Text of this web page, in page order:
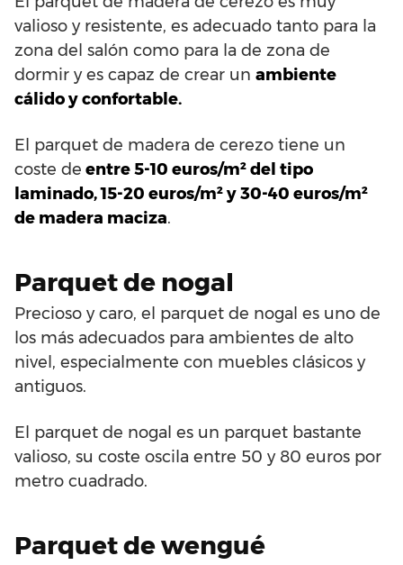
valioso y resistente, es adecuado tanto para la
zona del salón como para la de zona de
dormir y es capaz de crear un ambiente
cálido y confortable.
El parquet de madera de cerezo tiene un
coste de entre 5-10 euros/m² del tipo
laminado, 15-20 euros/m² y 30-40 euros/m²
de madera maciza.
Parquet de nogal
Precioso y caro, el parquet de nogal es uno de
los más adecuados para ambientes de alto
nivel, especialmente con muebles clásicos y
antiguos.
El parquet de nogal es un parquet bastante
valioso, su coste oscila entre 50 y 80 euros por
metro cuadrado.
Parquet de wengué